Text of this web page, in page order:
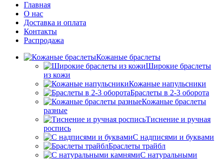
Главная
О нас
Доставка и оплата
Контакты
Распродажа
Кожаные браслеты
Широкие браслеты
из кожи
Кожаные напульсники
Браслеты в 2-3 оборота
Кожаные браслеты
разные
Тиснение и ручная
роспись
С надписями и буквами
Браслеты трайбл
С натуральными